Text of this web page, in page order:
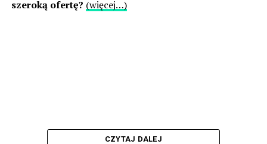
szeroką ofertę? (więcej…)
CZYTAJ DALEJ